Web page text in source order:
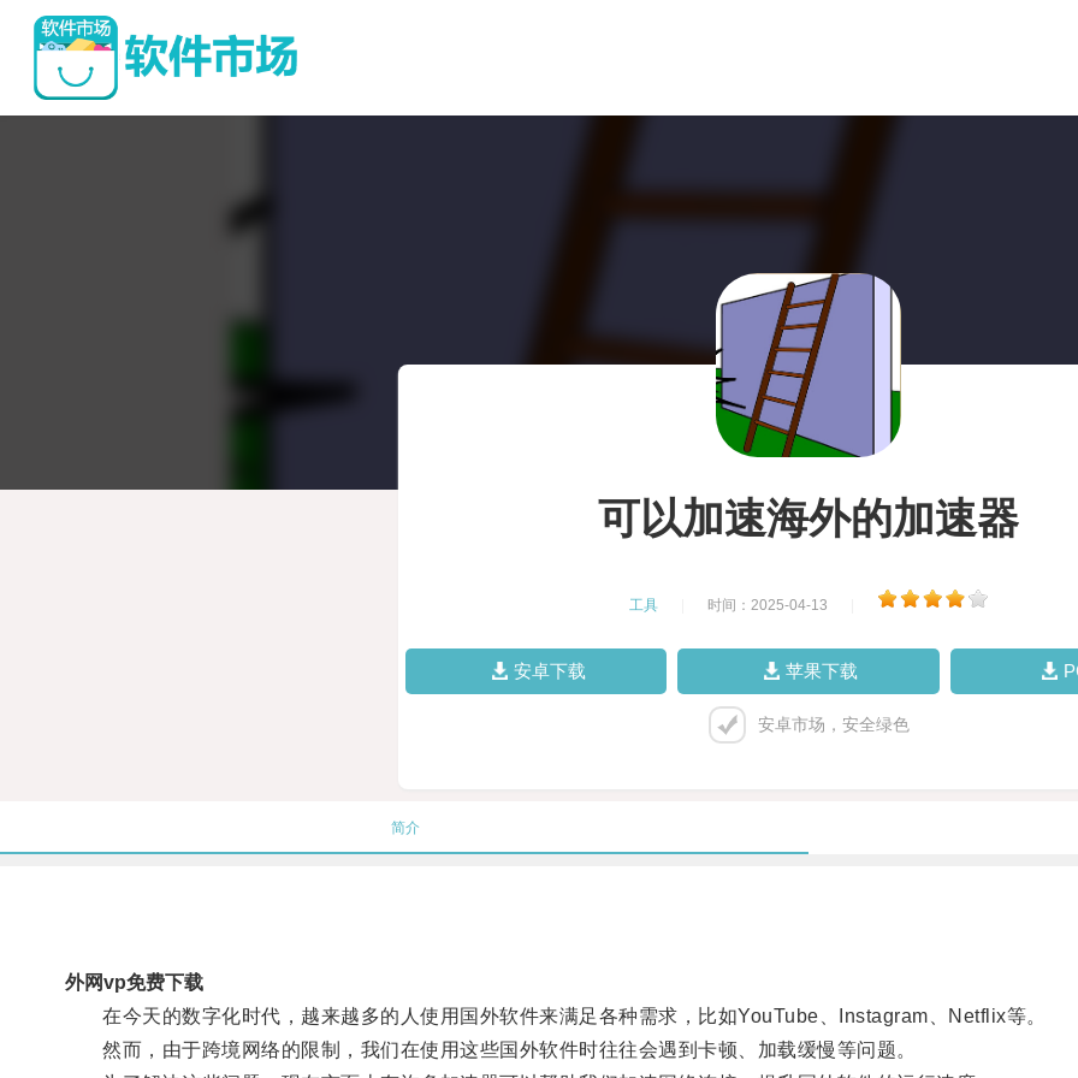
可以加速海外的加速器
工具 时间：2025-04-13
安卓下载 苹果下载
安卓市场，安全绿色
简介
外网vp免费下载
在今天的数字化时代，越来越多的人使用国外软件来满足各种需求，比如YouTube、Instagram、Netflix等。
然而，由于跨境网络的限制，我们在使用这些国外软件时往往会遇到卡顿、加载缓慢等问题。